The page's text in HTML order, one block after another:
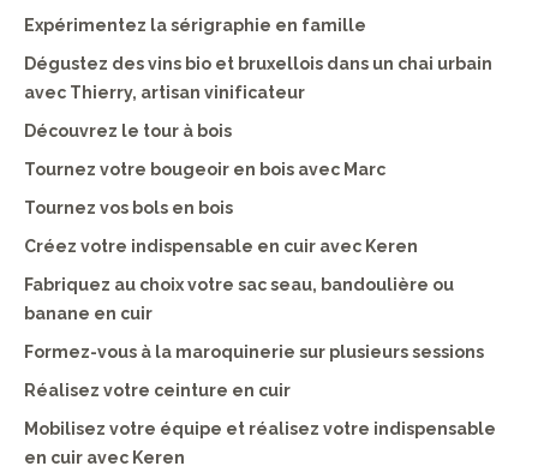
Expérimentez la sérigraphie en famille
Dégustez des vins bio et bruxellois dans un chai urbain
avec Thierry, artisan vinificateur
Découvrez le tour à bois
Tournez votre bougeoir en bois avec Marc
Tournez vos bols en bois
Créez votre indispensable en cuir avec Keren
Fabriquez au choix votre sac seau, bandoulière ou
banane en cuir
Formez-vous à la maroquinerie sur plusieurs sessions
Réalisez votre ceinture en cuir
Mobilisez votre équipe et réalisez votre indispensable
en cuir avec Keren